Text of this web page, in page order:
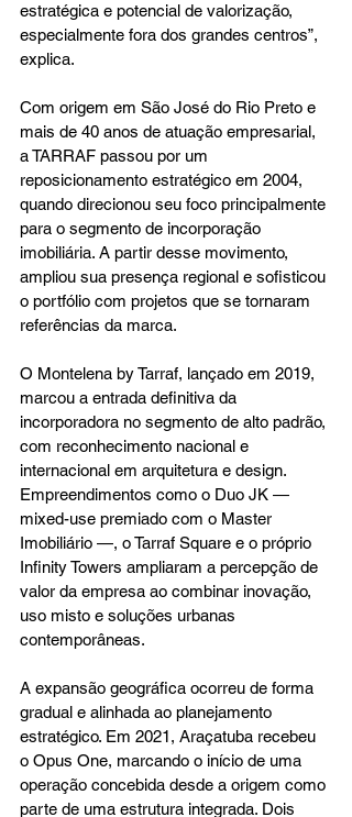
estratégica e potencial de valorização,
especialmente fora dos grandes centros”,
explica.
Com origem em São José do Rio Preto e
mais de 40 anos de atuação empresarial,
a TARRAF passou por um
reposicionamento estratégico em 2004,
quando direcionou seu foco principalmente
para o segmento de incorporação
imobiliária. A partir desse movimento,
ampliou sua presença regional e sofisticou
o portfólio com projetos que se tornaram
referências da marca.
O Montelena by Tarraf, lançado em 2019,
marcou a entrada definitiva da
incorporadora no segmento de alto padrão,
com reconhecimento nacional e
internacional em arquitetura e design.
Empreendimentos como o Duo JK —
mixed-use premiado com o Master
Imobiliário —, o Tarraf Square e o próprio
Infinity Towers ampliaram a percepção de
valor da empresa ao combinar inovação,
uso misto e soluções urbanas
contemporâneas.
A expansão geográfica ocorreu de forma
gradual e alinhada ao planejamento
estratégico. Em 2021, Araçatuba recebeu
o Opus One, marcando o início de uma
operação concebida desde a origem como
parte de uma estrutura integrada. Dois